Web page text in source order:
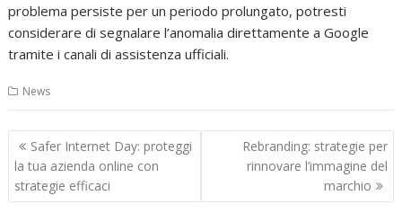
problema persiste per un periodo prolungato, potresti
considerare di segnalare l’anomalia direttamente a Google
tramite i canali di assistenza ufficiali.
News
Navigazione
articoli
Safer Internet Day: proteggi
la tua azienda online con
strategie efficaci
Rebranding: strategie per
rinnovare l’immagine del
marchio